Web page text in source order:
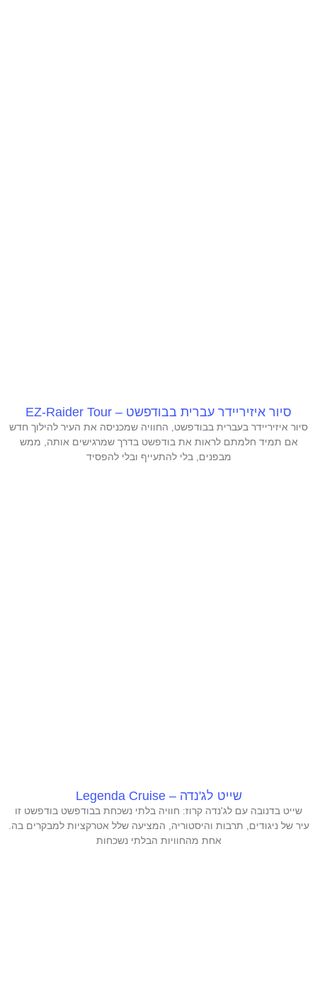
סיור איזיריידר עברית בבודפשט – EZ-Raider Tour
סיור איזיריידר בעברית בבודפשט, החוויה שמכניסה את העיר להילוך חדש
אם תמיד חלמתם לראות את בודפשט בדרך שמרגישים אותה, ממש
מבפנים, בלי להתעייף ובלי להפסיד
שייט לג'נדה – Legenda Cruise
שייט בדנובה עם לג'נדה קרוז: חוויה בלתי נשכחת בבודפשט בודפשט זו
עיר של ניגודים, תרבות והיסטוריה, המציעה שלל אטרקציות למבקרים בה.
אחת מהחוויות הבלתי נשכחות